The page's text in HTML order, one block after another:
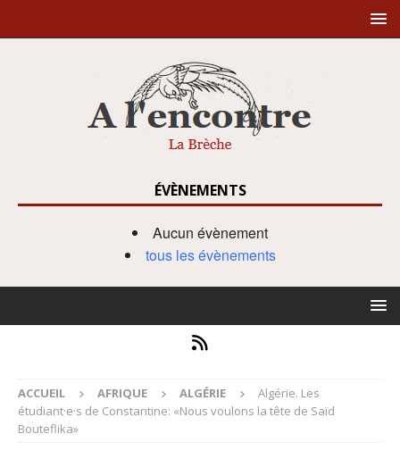
ÉVÈNEMENTS
Aucun évènement
tous les évènements
ACCUEIL AFRIQUE ALGÉRIE
Algérie. Les
étudiant·e·s de Constantine: «Nous voulons la tête de Saïd
Bouteflika»